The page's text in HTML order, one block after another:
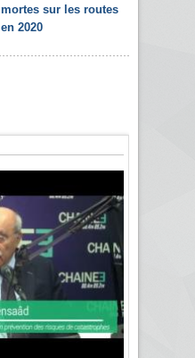
mortes sur les routes
en 2020